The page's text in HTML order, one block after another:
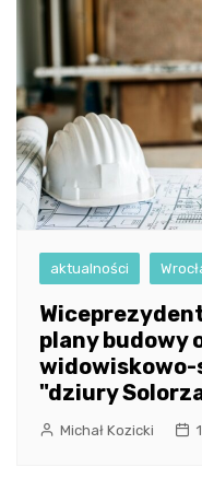
aktualności
plany budowy
"dziury
Michał Kozicki